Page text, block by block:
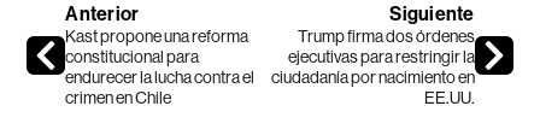
Anterior
Kast propone una reforma
constitucional para
endurecer la lucha contra el
crimen en Chile
Siguiente
Trump firma dos órdenes
ejecutivas para restringir la
ciudadanía por nacimiento en
EE.UU.